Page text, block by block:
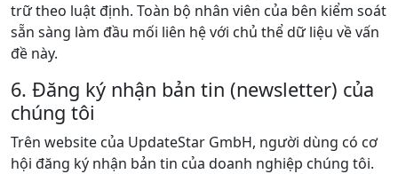
trữ theo luật định. Toàn bộ nhân viên của bên kiểm soát
sẵn sàng làm đầu mối liên hệ với chủ thể dữ liệu về vấn
đề này.
6. Đăng ký nhận bản tin (newsletter) của
chúng tôi
Trên website của UpdateStar GmbH, người dùng có cơ
hội đăng ký nhận bản tin của doanh nghiệp chúng tôi.